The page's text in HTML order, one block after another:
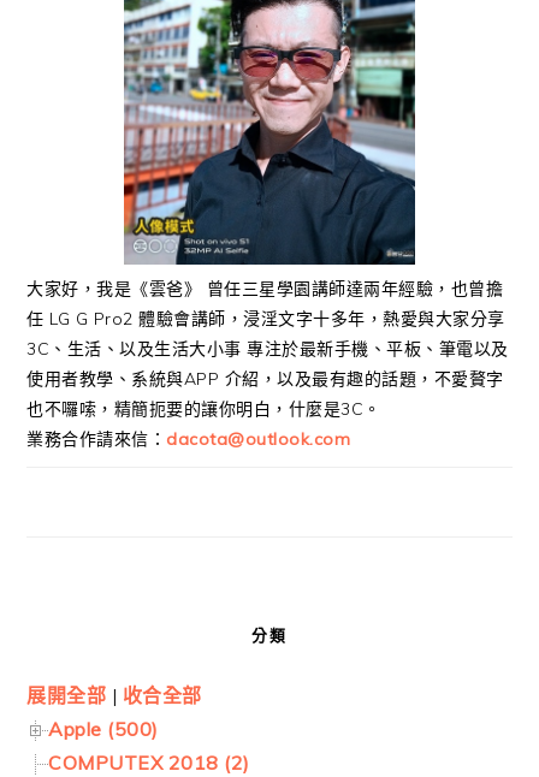
大家好，我是《雲爸》 曾任三星學園講師達兩年經驗，也曾擔
任 LG G Pro2 體驗會講師，浸淫文字十多年，熱愛與大家分享
3C、生活、以及生活大小事 專注於最新手機、平板、筆電以及
使用者教學、系統與APP 介紹，以及最有趣的話題，不愛贅字
也不囉嗦，精簡扼要的讓你明白，什麼是3C。
業務合作請來信： dacota@outlook.com
分類
展開全部 | 收合全部
Apple (500)
COMPUTEX 2018 (2)